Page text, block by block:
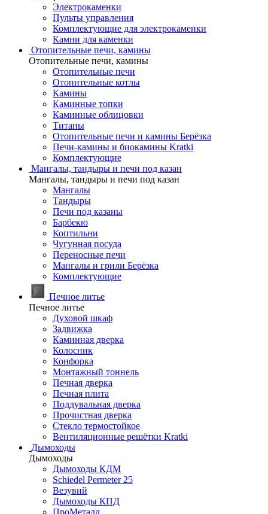
Электрокаменки
Пульты управления
Комплектующие для электрокаменки
Камни для каменки
Отопительные печи, камины
Отопительные печи, камины
Отопительные печи
Отопительные котлы
Камины
Каминные топки
Каминные облицовки
Титаны
Отопительные печи и камины Берёзка
Печи-камины и биокамины Kratki
Комплектующие
Мангалы, тандыры и печи под казан
Мангалы, тандыры и печи под казан
Мангалы
Тандыры
Печи под казаны
Барбекю
Коптильни
Чугунная посуда
Переносные печи
Мангалы и грили Берёзка
Комплектующие
Печное литье
Печное литье
Духовой шкаф
Задвижка
Каминная дверка
Колосник
Конфорка
Монтажный тоннель
Печная дверка
Печная плита
Поддувальная дверка
Прочистная дверка
Стекло термостойкое
Вентиляционные решётки Kratki
Дымоходы
Дымоходы
Дымоходы КДМ
Schiedel Permeter 25
Везувий
Дымоходы КПД
ПроМеталл